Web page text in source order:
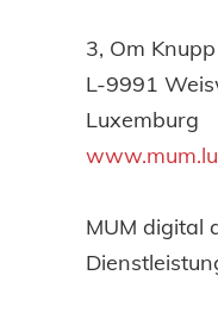
3, Om Knupp
L-9991
Luxemburg
www.mum.lu
MUM digital